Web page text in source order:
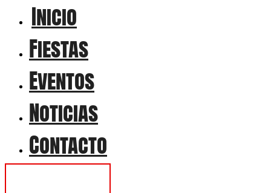
Inicio
Fiestas
Eventos
Noticias
Contacto